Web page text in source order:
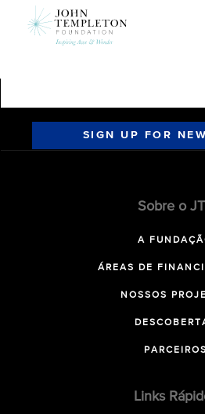
SIGN UP FOR
Sobre o
A
ÁREAS DE
NOSSOS
PARCEIROS
Links